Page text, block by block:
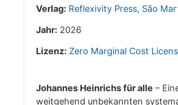
Verlag: Reflexivity Press, São
Jahr: 2026
Lizenz: Zero Marginal Cost
Johannes Heinrichs für alle –
weitgehend unbekannten